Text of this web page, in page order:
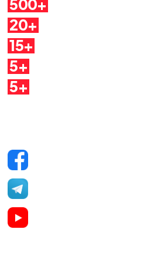
500+
20+
15+
5+
5+